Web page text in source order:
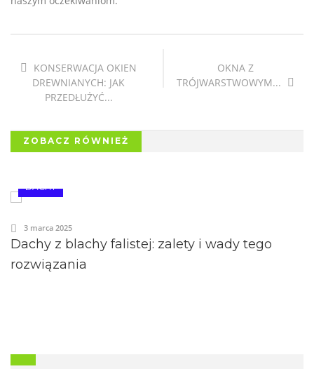
KONSERWACJA OKIEN
DREWNIANYCH: JAK
PRZEDŁUŻYĆ...
OKNA Z
TRÓJWARSTWOWYM...
ZOBACZ RÓWNIEŻ
DACHY
Dachy z blachy falistej: zalety i wady tego
rozwiązania
3 marca 2025